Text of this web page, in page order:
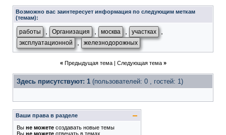
Возможно вас заинтересует информация по следующим меткам
(темам):
работы Организация москва участках
эксплуатационной , железнодорожных
« Предыдущая тема| Следующая тема »
Здесь присутствуют: 1 (пользователей: 0 , гостей: 1)
Ваши права в разделе
Вы не можете создавать новые темы
Вы не можете отвечать в темах